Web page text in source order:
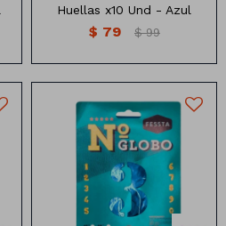
Huellas x10 Und - Azul
$ 79 $ 99
Globo Numero 32 pulgadas
color Azul